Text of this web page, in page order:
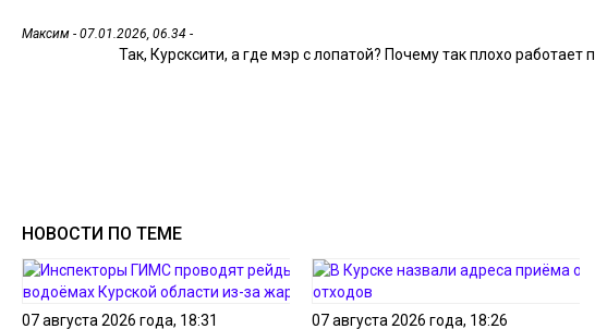
Максим - 07.01.2026, 06.34 -
Так, Курсксити, а где мэр с лопатой? Почему так плохо работает
НОВОСТИ ПО ТЕМЕ
07 августа 2026 года, 18:31
07 августа 2026 года, 18:26